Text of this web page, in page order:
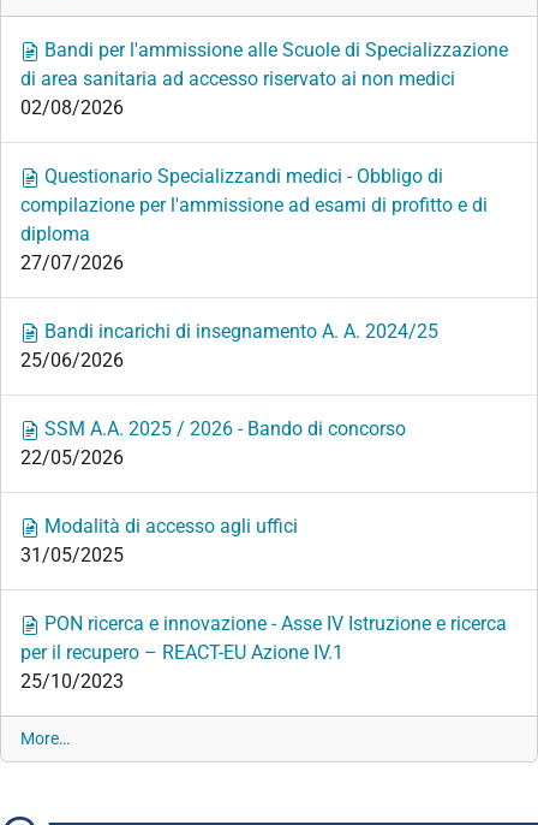
Bandi per l'ammissione alle Scuole di Specializzazione
di area sanitaria ad accesso riservato ai non medici
02/08/2026
Questionario Specializzandi medici - Obbligo di
compilazione per l'ammissione ad esami di profitto e di
diploma
27/07/2026
Bandi incarichi di insegnamento A. A. 2024/25
25/06/2026
SSM A.A. 2025 / 2026 - Bando di concorso
22/05/2026
Modalità di accesso agli uffici
31/05/2025
PON ricerca e innovazione - Asse IV Istruzione e ricerca
per il recupero – REACT-EU Azione IV.1
25/10/2023
A
v
i
More…